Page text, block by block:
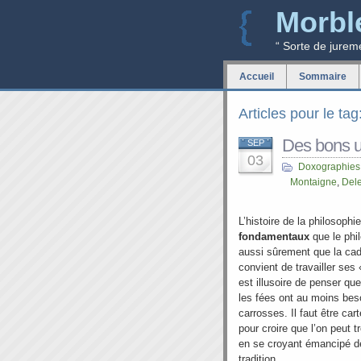
“ Sorte de
Accueil Sommaire
Articles pour le
SEP
03
Des bons
Doxographies
Montaigne,
L’histoire de la
fondamentaux que le
aussi sûrement que la
convient de travailler ses
est illusoire de penser
les fées ont au moins
carrosses. Il faut être
pour croire que l’on peut
en se croyant émancipé